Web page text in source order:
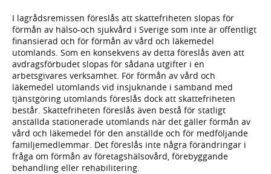
I lagrådsremissen föreslås att skattefriheten slopas för
förmån av hälso-och sjukvård i Sverige som inte är offentligt
finansierad och för förmån av vård och läkemedel
utomlands. Som en konsekvens av detta föreslås även att
avdragsförbudet slopas för sådana utgifter i en
arbetsgivares verksamhet. För förmån av vård och
läkemedel utomlands vid insjuknande i samband med
tjänstgöring utomlands föreslås dock att skattefriheten
består. Skattefriheten föreslås även bestå för statligt
anställda stationerade utomlands när det gäller förmån av
vård och läkemedel för den anställde och för medföljande
familjemedlemmar. Det föreslås inte några förändringar i
fråga om förmån av företagshälsovård, förebyggande
behandling eller rehabilitering.